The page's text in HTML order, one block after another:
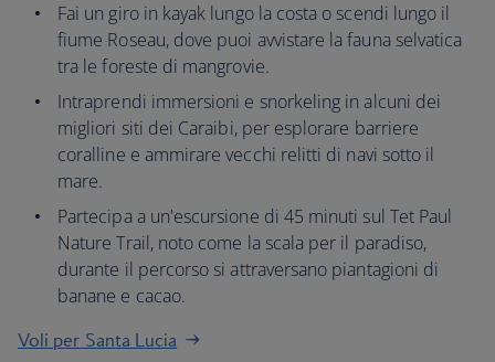
Fai un giro in kayak lungo la costa o scendi lungo il
fiume Roseau, dove puoi avvistare la fauna selvatica
tra le foreste di mangrovie.
Intraprendi immersioni e snorkeling in alcuni dei
migliori siti dei Caraibi, per esplorare barriere
coralline e ammirare vecchi relitti di navi sotto il
mare.
Partecipa a un'escursione di 45 minuti sul Tet Paul
Nature Trail, noto come la scala per il paradiso,
durante il percorso si attraversano piantagioni di
banane e cacao.
Voli per Santa Lucia